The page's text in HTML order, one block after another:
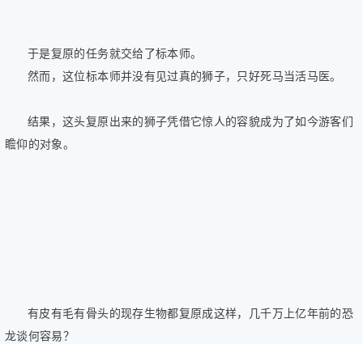
于是复原的任务就交给了标本师。
然而，这位标本师并没有见过真的狮子，只好死马当活马医。
结果，这头复原出来的狮子凭借它惊人的容貌成为了如今游客们
瞻仰的对象。
有皮有毛有骨头的现存生物都复原成这样，几千万上亿年前的恐
龙谈何容易？